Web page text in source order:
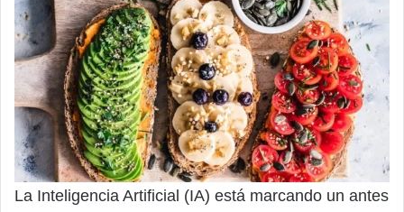
La Inteligencia Artificial (IA) está marcando un antes